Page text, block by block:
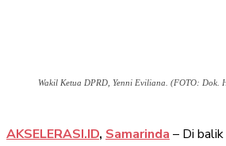
Wakil Ketua DPRD, Yenni Eviliana. (FOTO: Dok.
AKSELERASI.ID, Samarinda – Di